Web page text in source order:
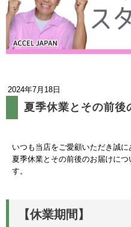
2024年7月18日
夏季休業とその前後
いつも当店をご愛顧いただき誠に
夏季休業とその前後のお届けに
す。
【休業期間】